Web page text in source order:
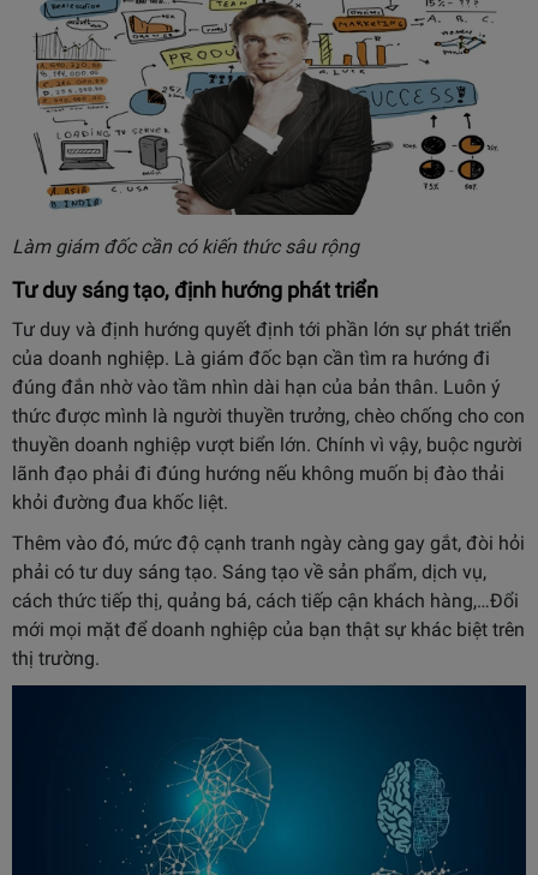
Làm giám đốc cần có kiến thức sâu rộng
Tư duy sáng tạo, định hướng phát triển
Tư duy và định hướng quyết định tới phần lớn sự phát triển
của doanh nghiệp. Là giám đốc bạn cần tìm ra hướng đi
đúng đắn nhờ vào tầm nhìn dài hạn của bản thân. Luôn ý
thức được mình là người thuyền trưởng, chèo chống cho con
thuyền doanh nghiệp vượt biển lớn. Chính vì vậy, buộc người
lãnh đạo phải đi đúng hướng nếu không muốn bị đào thải
khỏi đường đua khốc liệt.
Thêm vào đó, mức độ cạnh tranh ngày càng gay gắt, đòi hỏi
phải có tư duy sáng tạo. Sáng tạo về sản phẩm, dịch vụ,
cách thức tiếp thị, quảng bá, cách tiếp cận khách hàng,…Đổi
mới mọi mặt để doanh nghiệp của bạn thật sự khác biệt trên
thị trường.